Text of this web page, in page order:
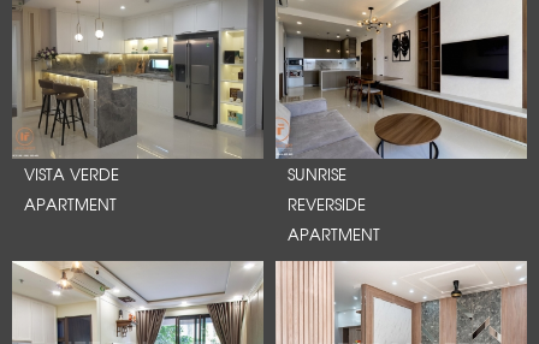
VISTA VERDE
APARTMENT
SUNRISE
REVERSIDE
APARTMENT